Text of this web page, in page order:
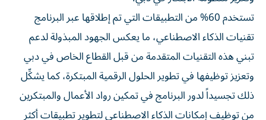
تستخدم 60% من التطبيقات التي تم إطلاقها عبر البرنامج
تقنيات الذكاء الاصطناعي، ما يعكس الجهود المبذولة لدعم
تبني هذه التقنيات المتقدمة من قبل القطاع الخاص في دبي
وتعزيز توظيفها في تطوير الحلول الرقمية المبتكرة، كما يشكِّل
ذلك تجسيداً لدور البرنامج في تمكين رواد الأعمال والمبتكرين
من توظيف إمكانات الذكاء الاصطناعي لتطوير تطبيقات أكثر